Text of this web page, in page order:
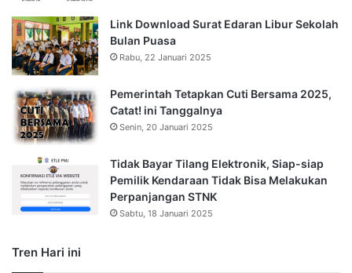
Link Download Surat Edaran Libur Sekolah
Bulan Puasa
Rabu, 22 Januari 2025
Pemerintah Tetapkan Cuti Bersama 2025,
Catat! ini Tanggalnya
Senin, 20 Januari 2025
Tidak Bayar Tilang Elektronik, Siap-siap
Pemilik Kendaraan Tidak Bisa Melakukan
Perpanjangan STNK
Sabtu, 18 Januari 2025
Tren Hari ini